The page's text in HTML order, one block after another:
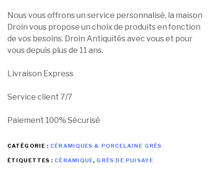
Nous vous offrons un service personnalisé, la maison
Droin vous propose un choix de produits en fonction
de vos besoins. Droin Antiquités avec vous et pour
vous depuis plus de 11 ans.
Livraison Express
Service client 7/7
Paiement 100% Sécurisé
CATÉGORIE : CÉRAMIQUES & PORCELAINE GRÈS
ÉTIQUETTES : CÉRAMIQUE, GRÈS DE PUISAYE